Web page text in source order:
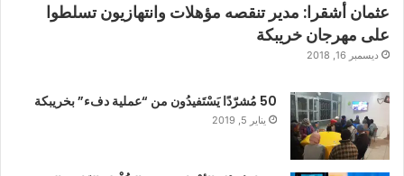
عثمان أشقرا: مدير تنقصه مؤهلات وانتهازيون تسلطوا
على مهرجان خريبكة
ديسمبر 16, 2018
50 مُشرّدًا يَسْتَفيدُون من “عملية دفء” بخريبكة
يناير 5, 2019